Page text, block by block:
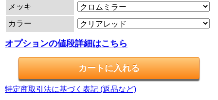
メッキ
カラー
オプションの値段詳細はこちら
特定商取引法に基づく表記 (返品など)